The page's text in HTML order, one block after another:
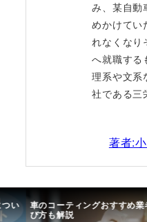
み、某自動
めかけてい
れなくなり
へ就職する
理系や文系
社である三
著者:
い 車のコーティングおすすめ
び方も解説